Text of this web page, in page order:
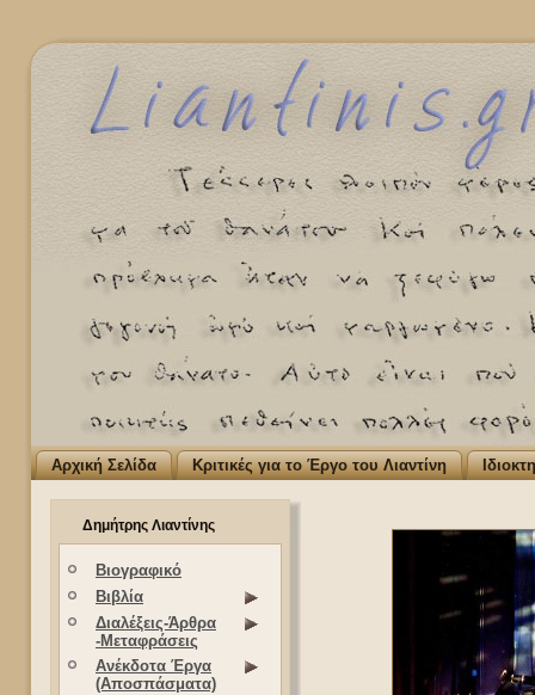
Αρχική Σελίδα Κριτικές για το Έργο του Λιαντίνη
Δημήτρης Λιαντίνης
Βιογραφικό
Βιβλία
Διαλέξεις-Άρθρα
-Μεταφράσεις
Ανέκδοτα Έργα
(Αποσπάσματα)